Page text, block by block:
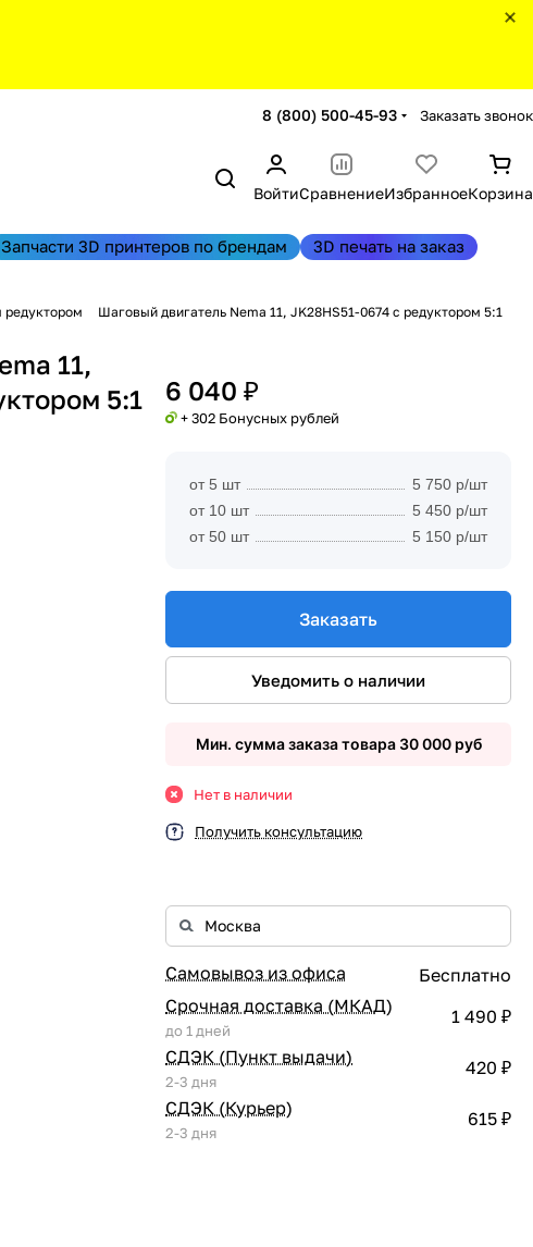
8 (800) 500-45-93 Заказать звонок
ВойтиСравнениеИзбранноеКорзина
Запчасти 3D принтеров по брендам 3D печать на заказ
редуктором Шаговый двигатель Nema 11, JK28HS51-0674 с редуктором 5:1
11,
5:1
6 040 ₽
+ 302 Бонусных рублей
от 5 шт
5 750 р/шт
от 10 шт
5 450 р/шт
от 50 шт
5 150 р/шт
Заказать
Уведомить о наличии
Мин. сумма заказа товара 30 000 руб
Нет в наличии
Получить консультацию
Самовывоз из офиса
Бесплатно
Срочная доставка (МКАД)
до 1 дней
1 490 ₽
СДЭК (Пункт выдачи)
2-3 дня
420 ₽
СДЭК (Курьер)
2-3 дня
615 ₽